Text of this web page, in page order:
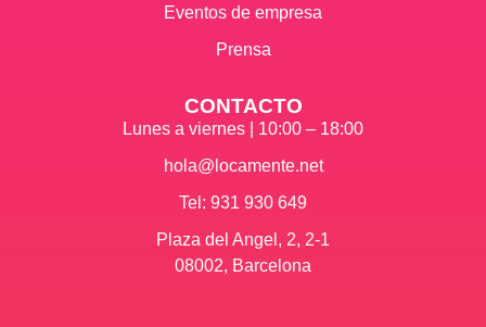
Eventos de empresa
Prensa
CONTACTO
Lunes a viernes | 10:00 – 18:00
hola@locamente.net
Tel: 931 930 649
Plaza del Angel, 2, 2-1
08002, Barcelona